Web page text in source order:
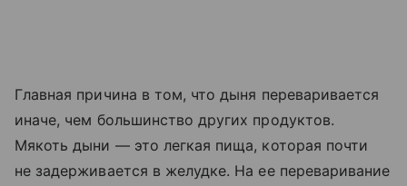
Главная причина в том, что дыня переваривается
иначе, чем большинство других продуктов.
Мякоть дыни — это легкая пища, которая почти
не задерживается в желудке. На ее переваривание